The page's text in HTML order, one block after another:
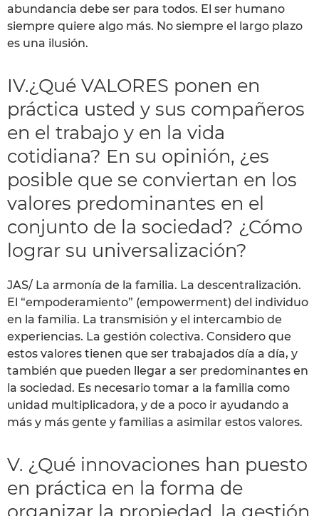
abundancia debe ser para todos. El ser humano
siempre quiere algo más. No siempre el largo plazo
es una ilusión.
IV.¿Qué VALORES ponen en
práctica usted y sus compañeros
en el trabajo y en la vida
cotidiana? En su opinión, ¿es
posible que se conviertan en los
valores predominantes en el
conjunto de la sociedad? ¿Cómo
lograr su universalización?
JAS/ La armonía de la familia. La descentralización.
El “empoderamiento” (empowerment) del individuo
en la familia. La transmisión y el intercambio de
experiencias. La gestión colectiva. Considero que
estos valores tienen que ser trabajados día a día, y
también que pueden llegar a ser predominantes en
la sociedad. Es necesario tomar a la familia como
unidad multiplicadora, y de a poco ir ayudando a
más y más gente y familias a asimilar estos valores.
V. ¿Qué innovaciones han puesto
en práctica en la forma de
organizar la propiedad, la gestión